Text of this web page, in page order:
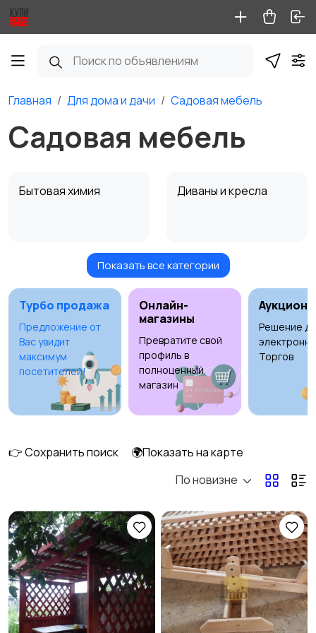
Главная Для дома и дачи Садовая мебель
Садовая мебель
Бытовая химия Диваны и кресла
Кровати и матрасы Кухонные гарнитуры
Освещение
Оформление
интерьера
сигнализации
Посуда Растения и семена
Сад и огород Садовая мебель7
Показать все категории
Турбо продажа
Предложение от
Вас увидит
максимум
посетителей!
Онлайн-
магазины
Превратите свой
профиль в
полноценный
магазин
Аукционы
Решение
Торгов
👉 Сохранить поиск
🌍Показать на карте
По новизне